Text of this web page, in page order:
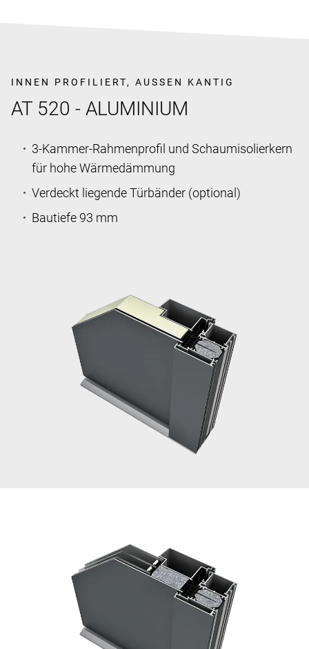
INNEN PROFILIERT, AUSSEN KANTIG
AT 520 - ALUMINIUM
3-Kammer-Rahmenprofil und Schaumisolierkern
für hohe Wärmedämmung
Verdeckt liegende Türbänder (optional)
Bautiefe 93 mm